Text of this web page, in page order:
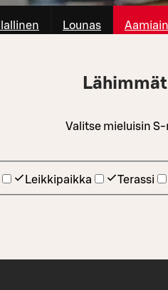
Illallinen Lounas
Valitse mieluisin
Leikkipaikka Terassi